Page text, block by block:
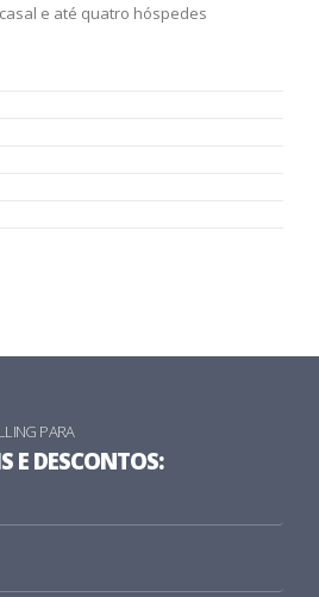
e até quatro hóspedes
PARA
E DESCONTOS: